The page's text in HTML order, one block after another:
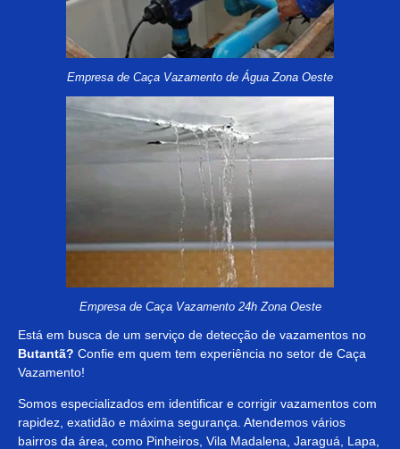
Empresa de Caça Vazamento de Água Zona Oeste
Empresa de Caça Vazamento 24h Zona Oeste
Está em busca de um serviço de detecção de vazamentos no
Butantã? Confie em quem tem experiência no setor de Caça
Vazamento!
Somos especializados em identificar e corrigir vazamentos com
rapidez, exatidão e máxima segurança. Atendemos vários
bairros da área, como Pinheiros, Vila Madalena, Jaraguá, Lapa,